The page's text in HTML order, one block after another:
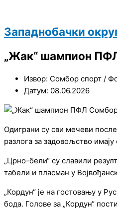
Западнобачки
„Жак“ шампион
Извор: Сомбор спорт /
Датум: 08.06.2026
Одиграни су сви мечеви
разлога за задовољство
„Црно-бели“ су славили
табели и пласман у
„Кордун“ је на гостовању у
бода. Голове за „Кордун“